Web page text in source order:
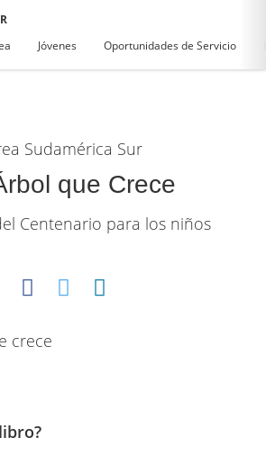
Jóvenes Oportunidades de Servicio
Sudamérica Sur
que Crece
Centenario para los niños